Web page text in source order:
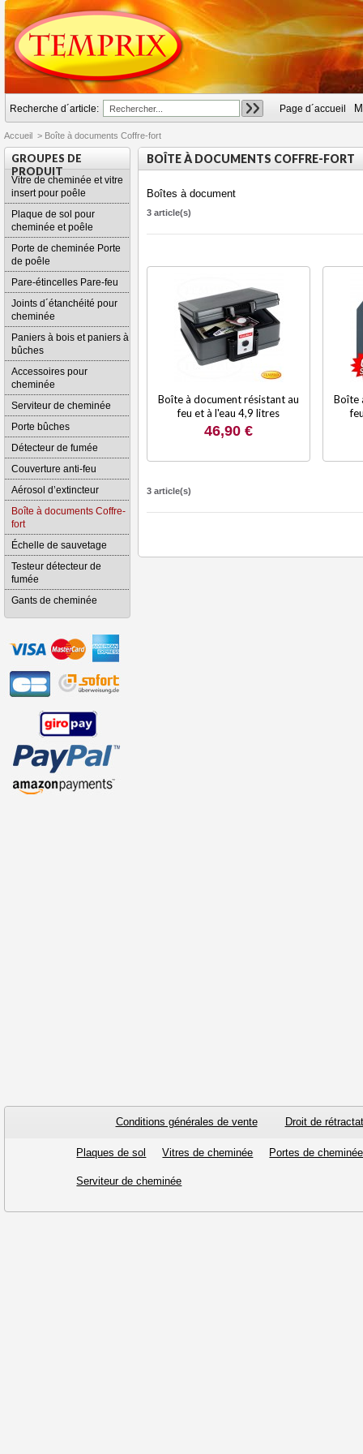
Recherche d´article: Page d´accueil
Accueil > Boîte à documents Coffre-fort
BOÎTE À DOCUMENTS COFFRE-FORT
Boîtes à document
3 article(s)
Boîte à document résistant au
feu et à l'eau 4,9 litres
46,90 €
Boîte
3 article(s)
GROUPES DE
PRODUIT
Vitre de cheminée et vitre
insert pour poêle
Plaque de sol pour
cheminée et poêle
Porte de cheminée Porte
de poêle
Pare-étincelles Pare-feu
Joints d´étanchéité pour
cheminée
Paniers à bois et paniers à
bûches
Accessoires pour
cheminée
Serviteur de cheminée
Porte bûches
Détecteur de fumée
Couverture anti-feu
Aérosol d’extincteur
Boîte à documents Coffre-
fort
Échelle de sauvetage
Testeur détecteur de
fumée
Gants de cheminée
Conditions générales de vente Droit de
Plaques de sol Vitres de cheminée Portes de cheminée
Serviteur de cheminée